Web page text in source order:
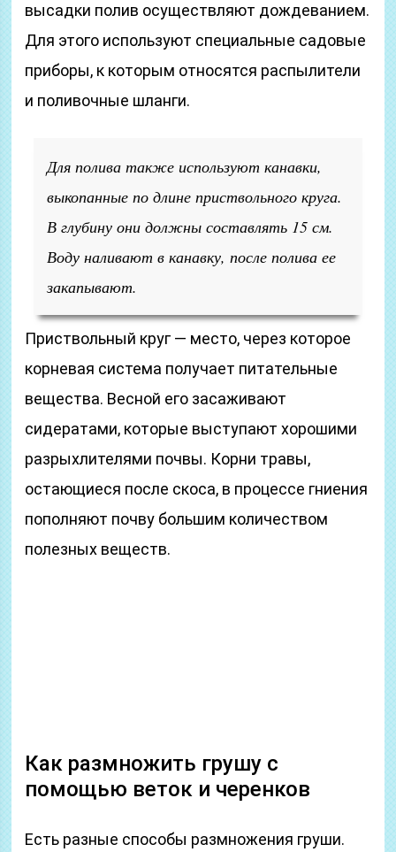
высадки полив осуществляют дождеванием.
Для этого используют специальные садовые
приборы, к которым относятся распылители
и поливочные шланги.
Для полива также используют канавки,
выкопанные по длине приствольного круга.
В глубину они должны составлять 15 см.
Воду наливают в канавку, после полива ее
закапывают.
Приствольный круг — место, через которое
корневая система получает питательные
вещества. Весной его засаживают
сидератами, которые выступают хорошими
разрыхлителями почвы. Корни травы,
остающиеся после скоса, в процессе гниения
пополняют почву большим количеством
полезных веществ.
Как размножить грушу с
помощью веток и черенков
Есть разные способы размножения груши.